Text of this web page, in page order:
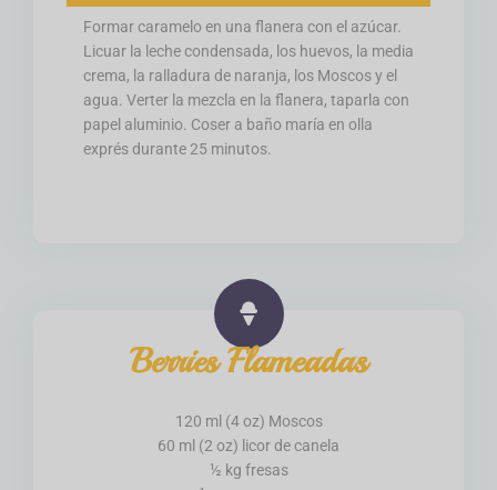
Formar caramelo en una flanera con el azúcar.
Licuar la leche condensada, los huevos, la media
crema, la ralladura de naranja, los Moscos y el
agua. Verter la mezcla en la flanera, taparla con
papel aluminio. Coser a baño maría en olla
exprés durante 25 minutos.
Berries Flameadas
120 ml (4 oz) Moscos
60 ml (2 oz) licor de canela
½ kg fresas